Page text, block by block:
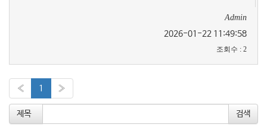
Admin
2026-01-22 11:49:58
조회수 : 2
« 1 »
제목